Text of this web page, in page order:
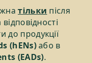
тільки після
до продукції
(hENs)або в
(EADs).